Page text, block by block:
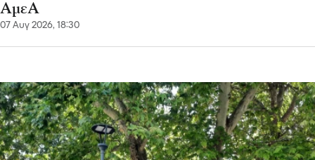
ΑμεΑ
07 Αυγ 2026, 18:30